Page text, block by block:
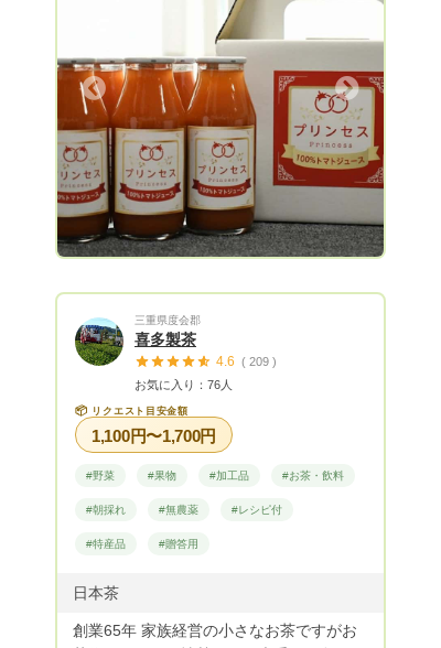
おります。大切なご家族やご友人へギフト
品としてお届けもできます。 お気軽にお
申し付けください。 内容につきまして
は、コメント欄をご確認ください。 な
お、送料は別途にて全国各地へお届け致し
ております。
Next
三重県度会郡
喜多製茶
4.6 ( 209 )
お気に入り：76人
📦 リクエスト目安金額
1,100円〜1,700円
#野菜 #果物 #加工品 #お茶・飲料
#朝採れ #無農薬 #レシピ付
#特産品 #贈答用
日本茶
創業65年 家族経営の小さなお茶ですがお